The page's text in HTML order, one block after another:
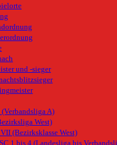
und -sieger
(Verbandsliga A)
West)
(Bezirksklasse West)
1 bis 4 (Landesliga bis